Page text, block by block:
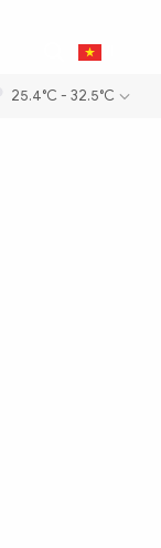
Thực hiện Nghị
25.4°C - 32.5°C